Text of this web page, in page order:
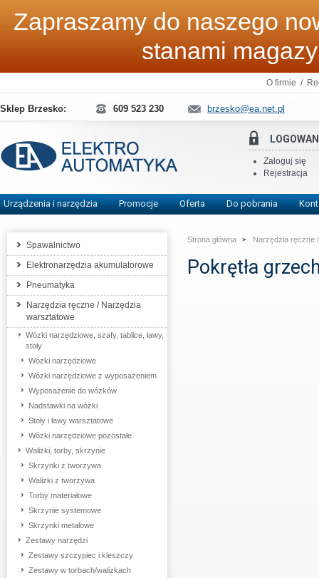
Zapraszamy do naszego
stanami
O firmie /
Sklep Brzesko: 609 523 230 brzesko@ea.net.pl
Zaloguj się
Rejestracja
Urządzenia i narzędzia Promocje Oferta Do pobrania
Spawalnictwo
Elektronarzędzia akumulatorowe
Pneumatyka
Narzędzia ręczne / Narzędzia
warsztatowe
Wózki narzędziowe, szafy, tablice, ławy,
stoły
Wózki narzędziowe
Wózki narzędziowe z wyposażeniem
Wyposażenie do wózków
Nadstawki na wózki
Stoły i ławy warsztatowe
Wózki narzędziowe pozostałe
Walizki, torby, skrzynie
Skrzynki z tworzywa
Walizki z tworzywa
Torby materiałowe
Skrzynie systemowe
Skrzynki metalowe
Zestawy narzędzi
Zestawy szczypiec i kleszczy
Zestawy w torbach/walizkach
Strona główna Narzędzia ręczne
Pokrętła